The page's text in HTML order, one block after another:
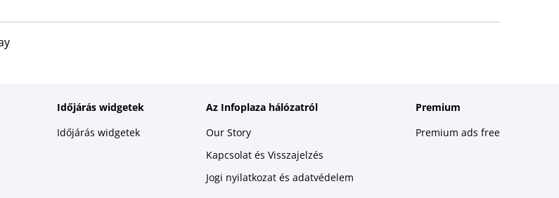
Időjárás widgetek
Időjárás widgetek
Az Infoplaza hálózatról
Our Story
Kapcsolat és Visszajelzés
Jogi nyilatkozat és adatvédelem
Premium
Premium ads free